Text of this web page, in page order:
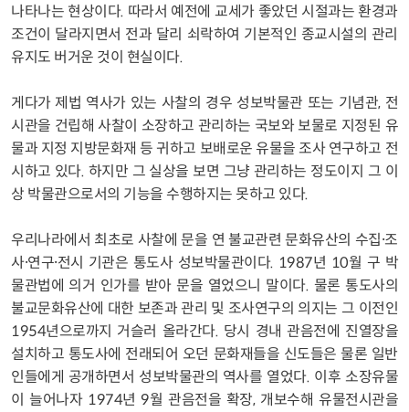
나타나는 현상이다. 따라서 예전에 교세가 좋았던 시절과는 환경과
조건이 달라지면서 전과 달리 쇠락하여 기본적인 종교시설의 관리
유지도 버거운 것이 현실이다.
게다가 제법 역사가 있는 사찰의 경우 성보박물관 또는 기념관, 전
시관을 건립해 사찰이 소장하고 관리하는 국보와 보물로 지정된 유
물과 지정 지방문화재 등 귀하고 보배로운 유물을 조사 연구하고 전
시하고 있다. 하지만 그 실상을 보면 그냥 관리하는 정도이지 그 이
상 박물관으로서의 기능을 수행하지는 못하고 있다.
우리나라에서 최초로 사찰에 문을 연 불교관련 문화유산의 수집⸱조
사⸱연구⸱전시 기관은 통도사 성보박물관이다. 1987년 10월 구 박
물관법에 의거 인가를 받아 문을 열었으니 말이다. 물론 통도사의
불교문화유산에 대한 보존과 관리 및 조사연구의 의지는 그 이전인
1954년으로까지 거슬러 올라간다. 당시 경내 관음전에 진열장을
설치하고 통도사에 전래되어 오던 문화재들을 신도들은 물론 일반
인들에게 공개하면서 성보박물관의 역사를 열었다. 이후 소장유물
이 늘어나자 1974년 9월 관음전을 확장, 개보수해 유물전시관을